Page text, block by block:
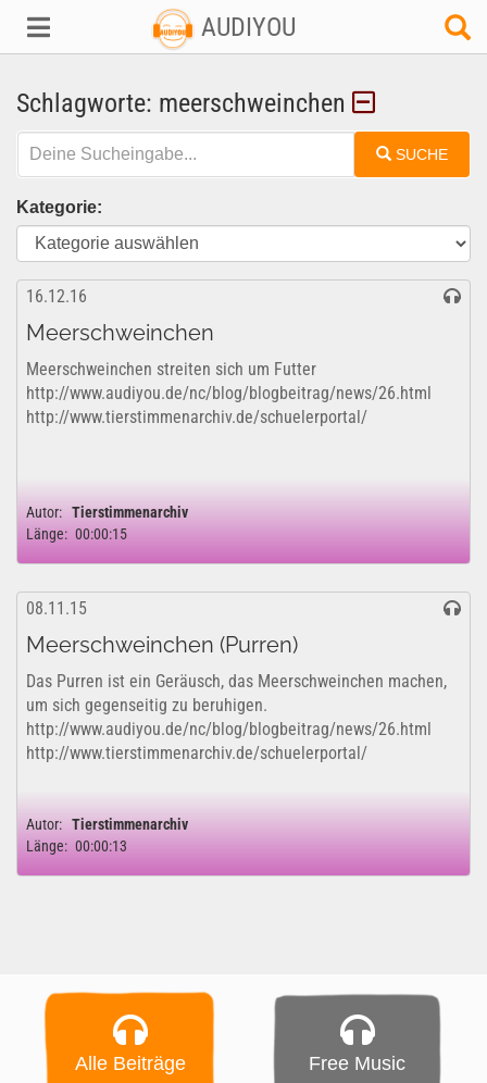
AUDIYOU
Schlagworte: meerschweinchen
SUCHE
Kategorie:
16.12.16
Meerschweinchen
Meerschweinchen streiten sich um Futter
http://www.audiyou.de/nc/blog/blogbeitrag/news/26.html
http://www.tierstimmenarchiv.de/schuelerportal/
Autor: Tierstimmenarchiv
Länge: 00:00:15
08.11.15
Meerschweinchen (Purren)
Das Purren ist ein Geräusch, das Meerschweinchen machen,
um sich gegenseitig zu beruhigen.
http://www.audiyou.de/nc/blog/blogbeitrag/news/26.html
http://www.tierstimmenarchiv.de/schuelerportal/
Autor: Tierstimmenarchiv
Länge: 00:00:13
Alle Beiträge Free Music